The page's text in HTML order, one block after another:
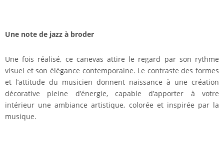
Une note de jazz à broder
Une fois réalisé, ce canevas attire le regard par son rythme
visuel et son élégance contemporaine. Le contraste des formes
et l’attitude du musicien donnent naissance à une création
décorative pleine d’énergie, capable d’apporter à votre
intérieur une ambiance artistique, colorée et inspirée par la
musique.